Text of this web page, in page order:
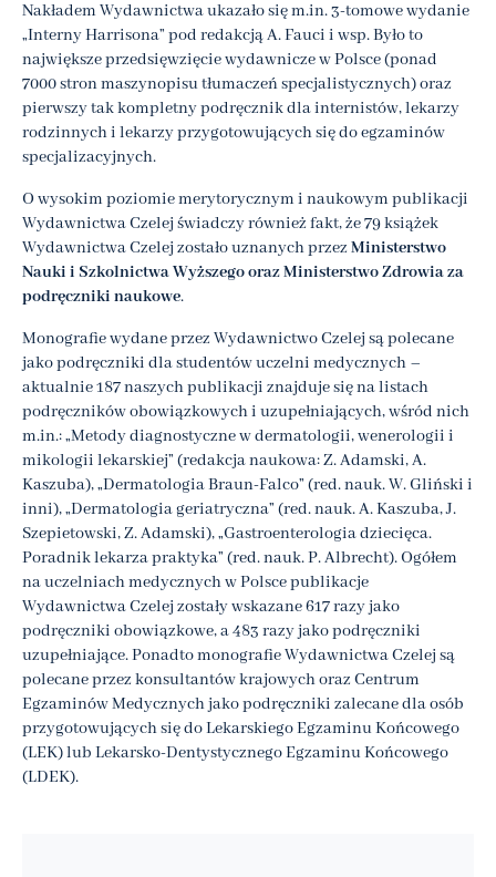
Nakładem Wydawnictwa ukazało się m.in. 3-tomowe wydanie
„Interny Harrisona” pod redakcją A. Fauci i wsp. Było to
największe przedsięwzięcie wydawnicze w Polsce (ponad
7000 stron maszynopisu tłumaczeń specjalistycznych) oraz
pierwszy tak kompletny podręcznik dla internistów, lekarzy
rodzinnych i lekarzy przygotowujących się do egzaminów
specjalizacyjnych.
O wysokim poziomie merytorycznym i naukowym publikacji
Wydawnictwa Czelej świadczy również fakt, że 79 książek
Wydawnictwa Czelej zostało uznanych przez Ministerstwo
Nauki i Szkolnictwa Wyższego oraz Ministerstwo Zdrowia za
podręczniki naukowe.
Monografie wydane przez Wydawnictwo Czelej są polecane
jako podręczniki dla studentów uczelni medycznych –
aktualnie 187 naszych publikacji znajduje się na listach
podręczników obowiązkowych i uzupełniających, wśród nich
m.in.: „Metody diagnostyczne w dermatologii, wenerologii i
mikologii lekarskiej” (redakcja naukowa: Z. Adamski, A.
Kaszuba), „Dermatologia Braun-Falco” (red. nauk. W. Gliński i
inni), „Dermatologia geriatryczna” (red. nauk. A. Kaszuba, J.
Szepietowski, Z. Adamski), „Gastroenterologia dziecięca.
Poradnik lekarza praktyka” (red. nauk. P. Albrecht). Ogółem
na uczelniach medycznych w Polsce publikacje
Wydawnictwa Czelej zostały wskazane 617 razy jako
podręczniki obowiązkowe, a 483 razy jako podręczniki
uzupełniające. Ponadto monografie Wydawnictwa Czelej są
polecane przez konsultantów krajowych oraz Centrum
Egzaminów Medycznych jako podręczniki zalecane dla osób
przygotowujących się do Lekarskiego Egzaminu Końcowego
(LEK) lub Lekarsko-Dentystycznego Egzaminu Końcowego
(LDEK).